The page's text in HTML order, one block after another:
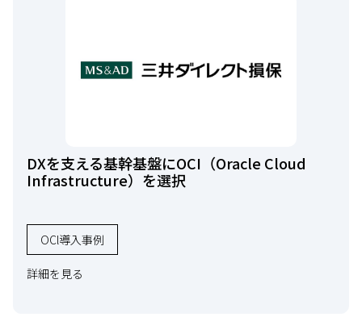
DXを支える基幹基盤にOCI（Oracle Cloud
Infrastructure）を選択
OCl導入事例
詳細を見る